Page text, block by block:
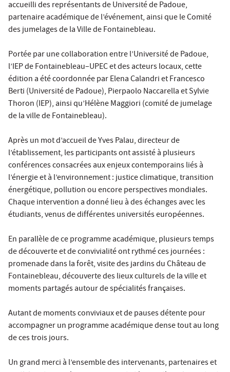
accueilli des représentants de Université de Padoue,
partenaire académique de l’événement, ainsi que le Comité
des jumelages de la Ville de Fontainebleau.
Portée par une collaboration entre l’Université de Padoue,
l’IEP de Fontainebleau–UPEC et des acteurs locaux, cette
édition a été coordonnée par Elena Calandri et Francesco
Berti (Université de Padoue), Pierpaolo Naccarella et Sylvie
Thoron (IEP), ainsi qu’Hélène Maggiori (comité de jumelage
de la ville de Fontainebleau).
Après un mot d’accueil de Yves Palau, directeur de
l’établissement, les participants ont assisté à plusieurs
conférences consacrées aux enjeux contemporains liés à
l’énergie et à l’environnement : justice climatique, transition
énergétique, pollution ou encore perspectives mondiales.
Chaque intervention a donné lieu à des échanges avec les
étudiants, venus de différentes universités européennes.
En parallèle de ce programme académique, plusieurs temps
de découverte et de convivialité ont rythmé ces journées :
promenade dans la forêt, visite des jardins du Château de
Fontainebleau, découverte des lieux culturels de la ville et
moments partagés autour de spécialités françaises.
Autant de moments conviviaux et de pauses détente pour
accompagner un programme académique dense tout au long
de ces trois jours.
Un grand merci à l’ensemble des intervenants, partenaires et